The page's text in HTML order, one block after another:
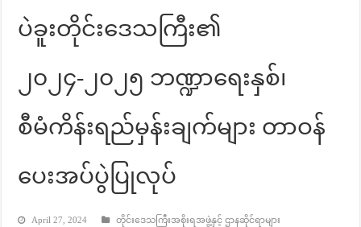
ပဲခူးတိုင်းဒေသကြီး၏
၂၀၂၄-၂၀၂၅ ဘဏ္ဍာရေးနှစ်၊
စီမံကိန်းရည်မှန်းချက်များ တာဝန်
ပေးအပ်ပွဲပြုလုပ်
April 27, 2024
တိုင်းဒေသကြီးအစိုးရအဖွဲ့နှင့် ဌာနဆိုင်ရာများ